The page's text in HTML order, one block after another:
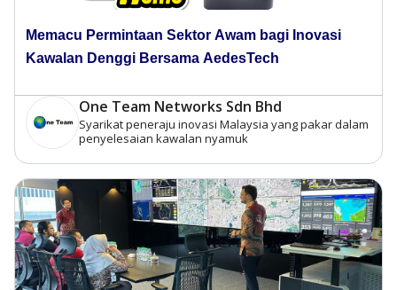
Memacu Permintaan Sektor Awam bagi Inovasi
Kawalan Denggi Bersama AedesTech
One Team Networks Sdn Bhd
Syarikat peneraju inovasi Malaysia yang pakar dalam
penyelesaian kawalan nyamuk